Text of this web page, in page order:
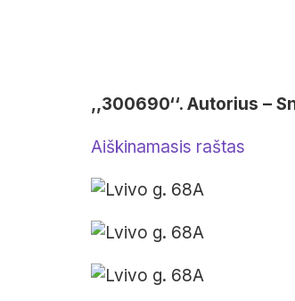
,,300690‘‘. Autorius –
Aiškinamasis raštas